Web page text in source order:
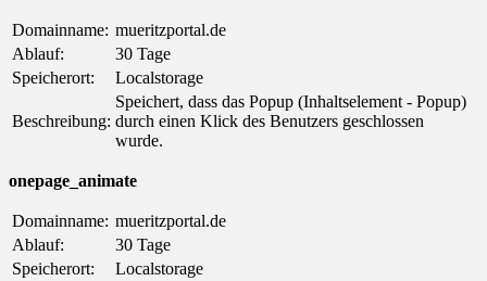
Domainname: mueritzportal.de
Ablauf:
30 Tage
Speicherort:
Localstorage
Beschreibung:
Speichert, dass das Popup (Inhaltselement - Popup)
durch einen Klick des Benutzers geschlossen
wurde.
onepage_animate
Domainname: mueritzportal.de
Ablauf:
30 Tage
Speicherort:
Localstorage